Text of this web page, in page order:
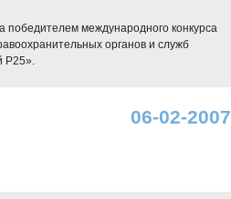
международного конкурса
органов и служб
Р25».
06-02-2007